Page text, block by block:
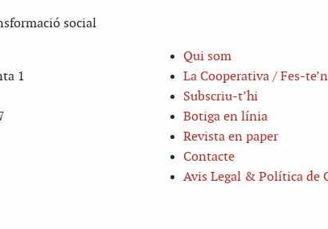
social
1
Qui som
La Cooperativa / Fes-
Subscriu-t’hi
Botiga en línia
Revista en paper
Contacte
Avis Legal & Política de